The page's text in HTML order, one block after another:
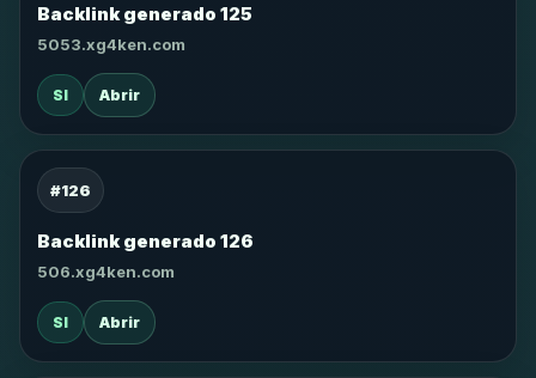
Backlink generado 125
5053.xg4ken.com
SI Abrir
#126
Backlink generado 126
506.xg4ken.com
SI Abrir